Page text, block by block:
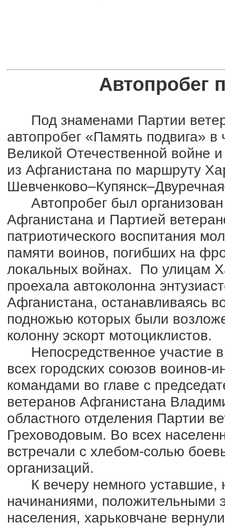
Автопробег
Под знаменами Партии
автопробег «Память подвига»
Великой Отечественной войне
из Афганистана по маршруту
Автопробег был
Афганистана и Партией
патриотического воспитания
памяти воинов, погибших на
локальных войнах. По улицам
проехала автоколонна
Афганистана, останавливаясь
подножью которых были
колонну эскорт мотоциклистов.
Непосредственное участие в
всех городских союзов воинов-
командами во главе с
ветеранов Афганистана
областного отделения Партии
Греховодовым. Во всех
встречали с хлебом-солью
организаций.
К вечеру немного уставшие,
начинаниями, положительными
населения, харьковчане